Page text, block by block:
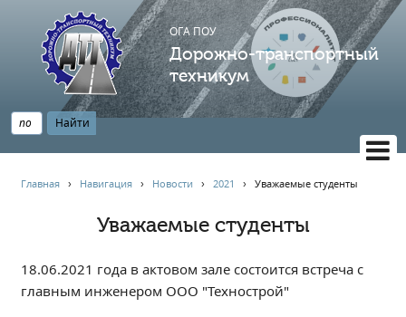
ОГА ПОУ
Дорожно-транспортный
техникум
Профессионалитет
АБИТУРИЕНТУ
Главная › Навигация › Новости ›2021 ›Уважаемые студенты
Уважаемые студенты
18.06.2021 года в актовом зале состоится встреча с
главным инженером ООО "Технострой"